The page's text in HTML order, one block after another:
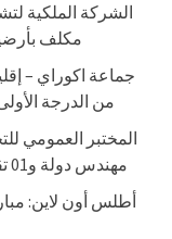
مكلف بأرضية
من الدرجة الأولى.
مهندس دولة و01 تقني عالي. آخر أجل هو 02 يونيو 2023